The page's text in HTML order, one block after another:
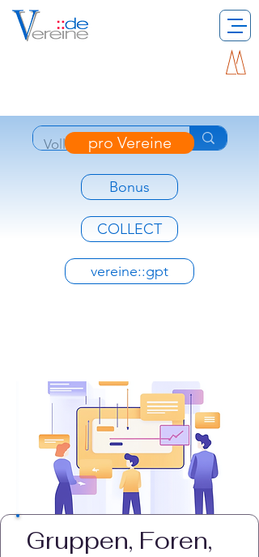
pro Vereine
Bonus
COLLECT
vereine::gpt
Gruppen, Foren,